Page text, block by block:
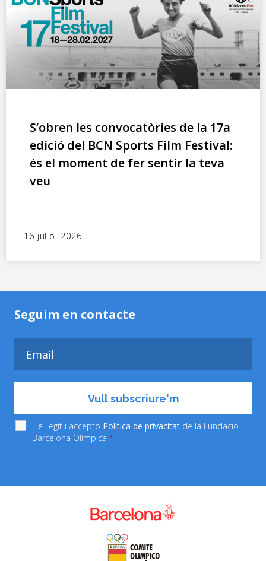
S’obren les convocatòries de la 17a
edició del BCN Sports Film Festival:
és el moment de fer sentir la teva
veu
16 juliol 2026
Seguim en contacte
He llegit i accepto Política de privacitat de la Fundació
Barcelona Olímpica *